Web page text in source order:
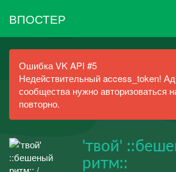
ВПОСТЕР
Ошибка VK API #5
Недействительный access_token!
сообщества нужно авторизоваться
повторно.
'твой'
ритм::